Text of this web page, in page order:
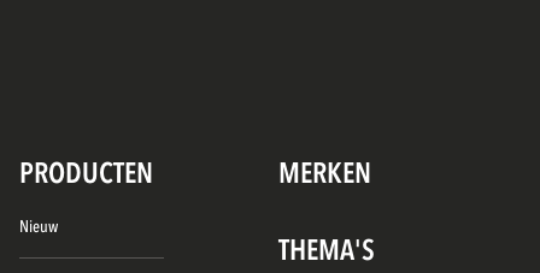
PRODUCTEN MERKEN
Nieuw
THEMA'S